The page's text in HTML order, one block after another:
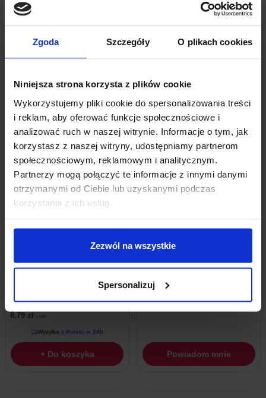
Zgoda Szczegóły O plikach cookies
Niniejsza strona korzysta z plików cookie
Wykorzystujemy pliki cookie do spersonalizowania treści
i reklam, aby oferować funkcje społecznościowe i
analizować ruch w naszej witrynie. Informacje o tym, jak
korzystasz z naszej witryny, udostępniamy partnerom
społecznościowym, reklamowym i analitycznym.
Partnerzy mogą połączyć te informacje z innymi danymi
otrzymanymi od Ciebie lub uzyskanymi podczas
korzystania z ich usług.
Zezwól na wszystkie
Spersonalizuj
INNI KUPILI RÓWNIEŻ
Czytnik RFID RC522 13,56MHz SPI Z
Kartą I Brelokiem
8,79 zł z VAT
Wysyłka z Polski w 24h
+ Do koszyka
Czujnik Natężenia Światła BH1750
Powiadom mnie